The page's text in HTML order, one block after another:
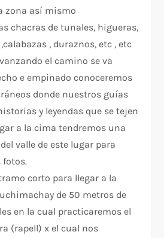
zona así mismo
chacras de tunales, higueras,
, duraznos, etc , etc
el camino se va
e empinado conoceremos
donde nuestros guías
y leyendas que se tejen
a la cima tendremos una
valle de este lugar para
corto para llegar a la
de 50 metros de
en la cual practicaremos el
(rapell) x el cual nos